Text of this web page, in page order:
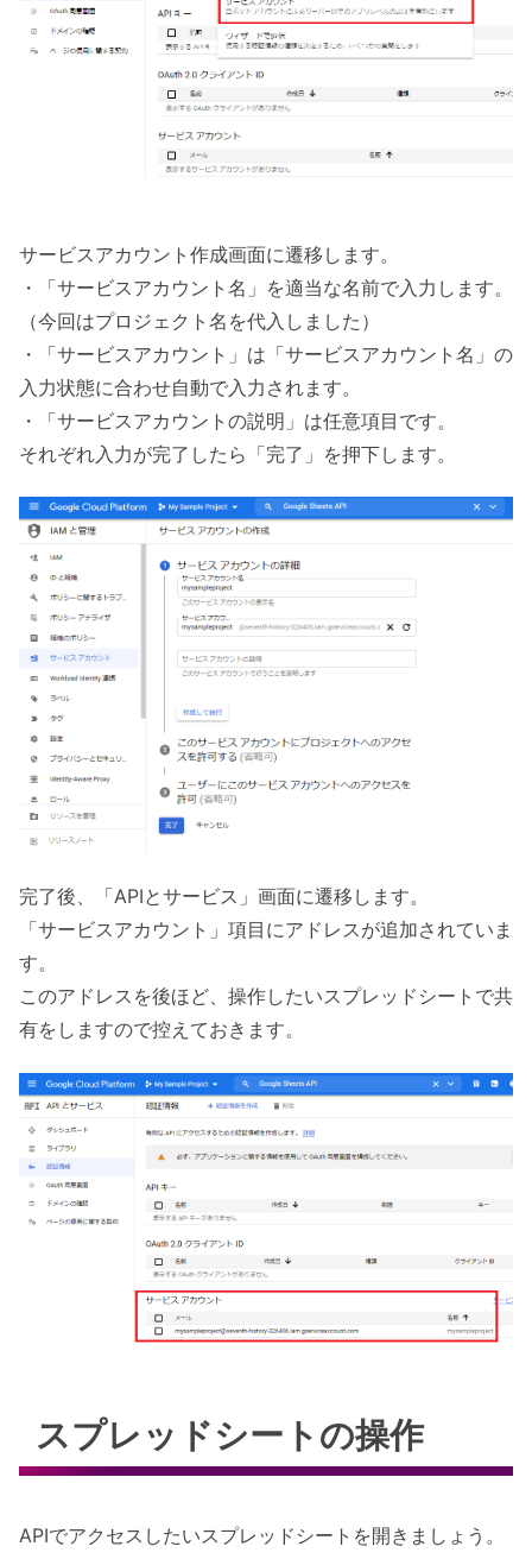
サービスアカウント作成画面に遷移します。
・「サービスアカウント名」を適当な名前で入力します。
（今回はプロジェクト名を代入しました）
・「サービスアカウント」は「サービスアカウント名」の
入力状態に合わせ自動で入力されます。
・「サービスアカウントの説明」は任意項目です。
それぞれ入力が完了したら「完了」を押下します。
完了後、「APIとサービス」画面に遷移します。
「サービスアカウント」項目にアドレスが追加されていま
す。
このアドレスを後ほど、操作したいスプレッドシートで共
有をしますので控えておきます。
スプレッドシートの操作
APIでアクセスしたいスプレッドシートを開きましょう。